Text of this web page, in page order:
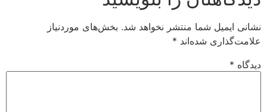
نشانی ایمیل شما منتشر نخواهد شد. بخش‌های موردنیاز
علامت‌گذاری شده‌اند *
دیدگاه *